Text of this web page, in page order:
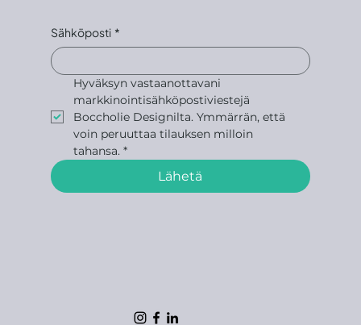
Sähköposti *
Hyväksyn vastaanottavani
markkinointisähköpostiviestejä
Boccholie Designilta. Ymmärrän, että
voin peruuttaa tilauksen milloin
tahansa. *
Lähetä